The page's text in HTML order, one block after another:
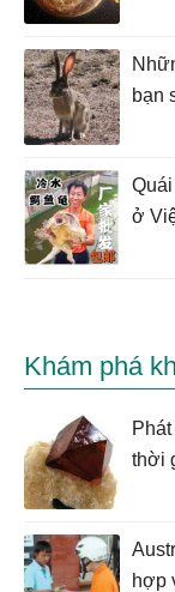
bạn
ở
Khám phá
thời
hợp